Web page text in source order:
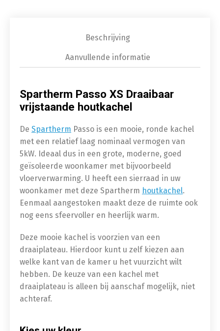
Beschrijving
Aanvullende informatie
Spartherm Passo XS Draaibaar
vrijstaande houtkachel
De Spartherm Passo is een mooie, ronde kachel
met een relatief laag nominaal vermogen van
5kW. Ideaal dus in een grote, moderne, goed
geïsoleerde woonkamer met bijvoorbeeld
vloerverwarming. U heeft een sierraad in uw
woonkamer met deze Spartherm houtkachel.
Eenmaal aangestoken maakt deze de ruimte ook
nog eens sfeervoller en heerlijk warm.
Deze mooie kachel is voorzien van een
draaiplateau. Hierdoor kunt u zelf kiezen aan
welke kant van de kamer u het vuurzicht wilt
hebben. De keuze van een kachel met
draaiplateau is alleen bij aanschaf mogelijk, niet
achteraf.